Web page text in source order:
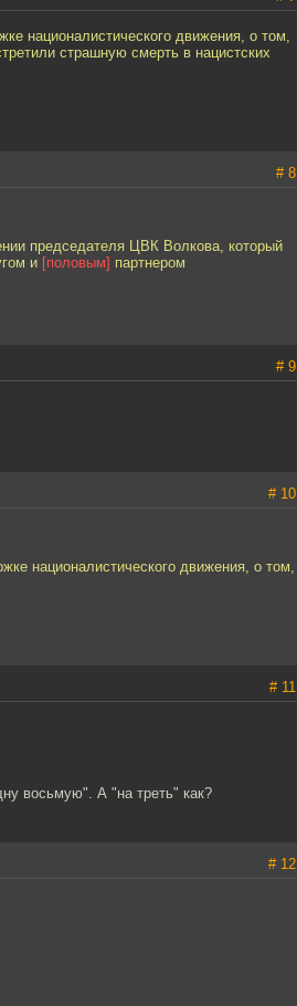
националистического движения, о том,
страшную смерть в нацистских
# 8
председателя ЦВК Волкова, который
и [половым] партнером
# 9
# 10
националистического движения, о том,
# 11
восьмую". А "на треть" как?
# 12